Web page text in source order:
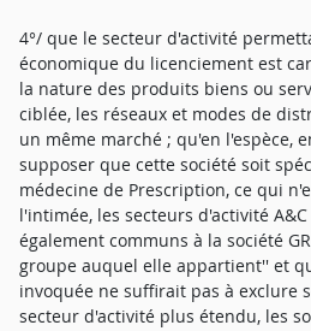
4°/ que le secteur d'activité
économique du licenciement est
la nature des produits biens ou
ciblée, les réseaux et modes de
un même marché ; qu'en l'espèce,
supposer que cette société soit
médecine de Prescription, ce qui
l'intimée, les secteurs d'activité
également communs à la société
groupe auquel elle appartient'' et
invoquée ne suffirait pas à exclure
secteur d'activité plus étendu, les